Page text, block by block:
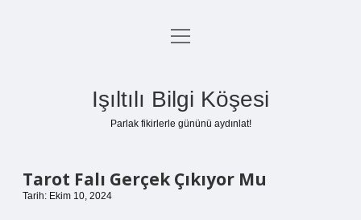
Anasayfa
Yasal Uyarı
menüyü
Işıltılı Bilgi Köşesi
Parlak fikirlerle gününü aydınlat!
Tarot Falı Gerçek Çıkıyor Mu
Tarih: Ekim 10, 2024